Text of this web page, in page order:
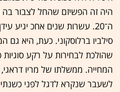
היה זה הפשיזם שהחל לצבור
ה־20. עשרות שנים אחכ יגיע
סילביו ברלוסקוני. כעת, היא גם
שהולכת לבחירות על רקע סוגיות
המחייה. ממשלתו של מריו דראגי,
לשעבר שנקרא לדגל לפני